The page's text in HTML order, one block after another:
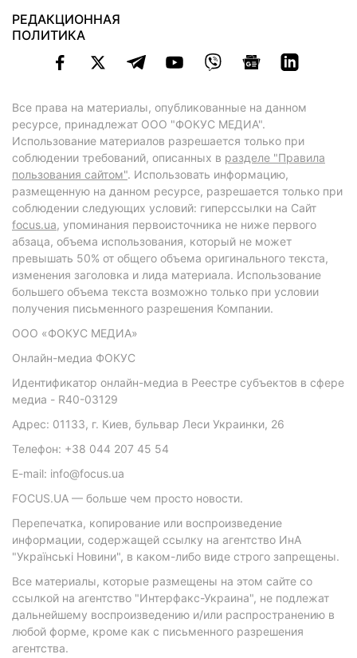
РЕДАКЦИОННАЯ
ПОЛИТИКА
Все права на материалы, опубликованные на данном
ресурсе, принадлежат ООО "ФОКУС МЕДИА".
Использование материалов разрешается только при
соблюдении требований, описанных в разделе "Правила
пользования сайтом". Использовать информацию,
размещенную на данном ресурсе, разрешается только при
соблюдении следующих условий: гиперссылки на Сайт
focus.ua, упоминания первоисточника не ниже первого
абзаца, объема использования, который не может
превышать 50% от общего объема оригинального текста,
изменения заголовка и лида материала. Использование
большего объема текста возможно только при условии
получения письменного разрешения Компании.
ООО «ФОКУС МЕДИА»
Онлайн-медиа ФОКУС
Идентификатор онлайн-медиа в Реестре субъектов в сфере
медиа - R40-03129
Адрес: 01133, г. Киев, бульвар Леси Украинки, 26
Телефон: +38 044 207 45 54
E-mail: info@focus.ua
FOCUS.UA — больше чем просто новости.
Перепечатка, копирование или воспроизведение
информации, содержащей ссылку на агентство ИнА
"Українські Новини", в каком-либо виде строго запрещены.
Все материалы, которые размещены на этом сайте со
ссылкой на агентство "Интерфакс-Украина", не подлежат
дальнейшему воспроизведению и/или распространению в
любой форме, кроме как с письменного разрешения
агентства.